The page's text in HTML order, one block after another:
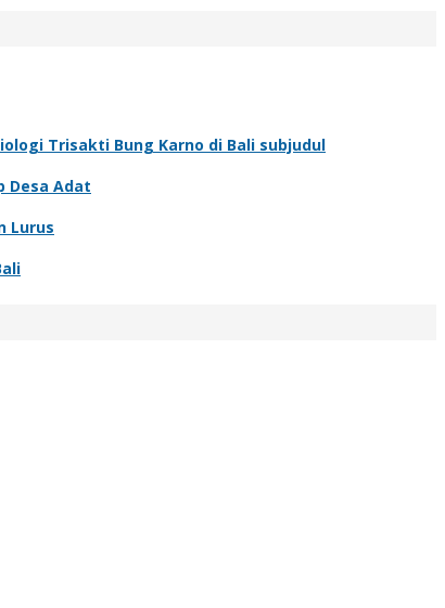
Trisakti Bung Karno di Bali subjudul
Desa Adat
Lurus